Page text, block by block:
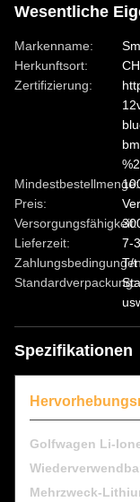
Wesentliche
Markenname:
Herkunftsort:
Zertifizierung:
Mindestbestellmenge:
Preis:
Versorgungsfähigkeit:
Lieferzeit:
7-
T/t
Standardverpackung:
Spezifikationen
Golfwagen Li-
Mehrzweck-